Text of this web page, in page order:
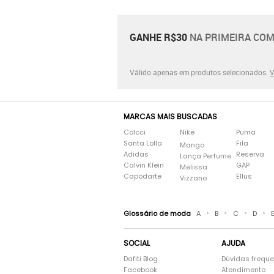
GANHE R$30 NA PRIMEIRA
Válido apenas em produtos selecionados.
MARCAS MAIS BUSCADAS
Colcci
Santa Lolla
Adidas
Calvin Klein
Capodarte
Nike
Mango
Lança Perfume
Melissa
Vizzano
Puma
Fila
Reserva
GAP
Ellus
Glossário de moda A • B • C • D • E
SOCIAL
Dafiti Blog
Facebook
AJUDA
Dúvidas
Atendimento